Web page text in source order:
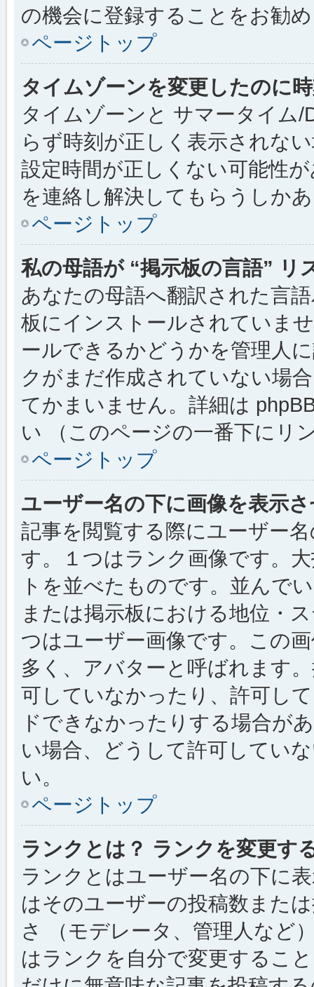
の機会に登録することをお勧
ページトップ
タイムゾーンを変更したのに
タイムゾーンと サマータイム
らず時刻が正しく表示されな
設定時間が正しくない可能性
を連絡し解決してもらうしか
ページトップ
私の母語が “掲示板の言語” リ
あなたの母語へ翻訳された言
板にインストールされていま
ールできるかどうかを管理人
クがまだ作成されていない場
てかまいません。詳細は
い （このページの一番下にリ
ページトップ
ユーザー名の下に画像を表示
記事を閲覧する際にユーザー
す。１つはランク画像です。
トを並べたものです。並んで
または掲示板における地位・
つはユーザー画像です。この
多く、アバターと呼ばれます
可していなかったり、許可し
ドできなかったりする場合が
い場合、どうして許可してい
い。
ページトップ
ランクとは？ ランクを変更す
ランクとはユーザー名の下に
はそのユーザーの投稿数また
さ （モデレータ、管理人など
はランクを自分で変更するこ